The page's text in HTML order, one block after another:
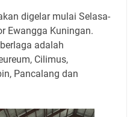
digelar mulai Selasa-
Ewangga Kuningan.
adalah
Cilimus,
Pancalang dan